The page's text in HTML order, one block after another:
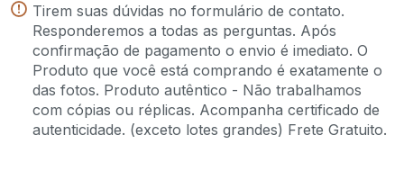
Tirem suas dúvidas no formulário de contato.
Responderemos a todas as perguntas. Após
confirmação de pagamento o envio é imediato. O
Produto que você está comprando é exatamente o
das fotos. Produto autêntico - Não trabalhamos
com cópias ou réplicas. Acompanha certificado de
autenticidade. (exceto lotes grandes) Frete Gratuito.